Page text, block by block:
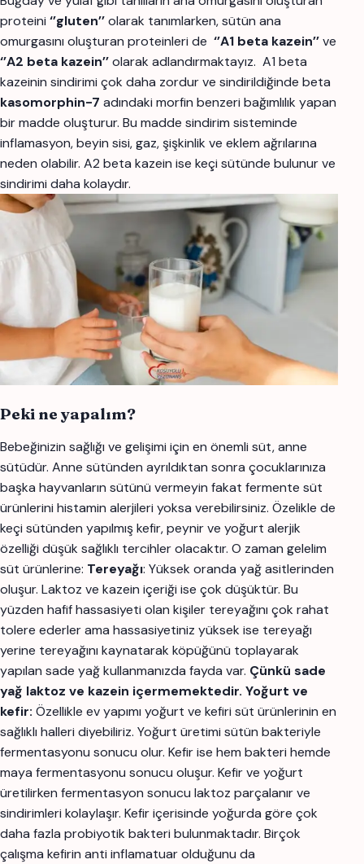
proteini ‘’gluten’’olarak tanımlarken, sütün ana
omurgasını oluşturan proteinleri de ‘’A1 beta kazein’’ve
‘’A2 beta kazein’’olarak adlandırmaktayız. A1 beta
kazeinin sindirimi çok daha zordur ve sindirildiğinde beta
kasomorphin-7 adındaki morfin benzeri bağımlılık yapan
bir madde oluşturur. Bu madde sindirim sisteminde
inflamasyon, beyin sisi, gaz, şişkinlik ve eklem ağrılarına
neden olabilir. A2 beta kazein ise keçi sütünde bulunur ve
sindirimi daha kolaydır.
Peki ne yapalım?
Bebeğinizin sağlığı ve gelişimi için en önemli süt, anne
sütüdür. Anne sütünden ayrıldıktan sonra çocuklarınıza
başka hayvanların sütünü vermeyin fakat fermente süt
ürünlerini histamin alerjileri yoksa verebilirsiniz. Özelikle de
keçi sütünden yapılmış kefir, peynir ve yoğurt alerjik
özelliği düşük sağlıklı tercihler olacaktır. O zaman gelelim
süt ürünlerine: Tereyağı: Yüksek oranda yağ asitlerinden
oluşur. Laktoz ve kazein içeriği ise çok düşüktür. Bu
yüzden hafif hassasiyeti olan kişiler tereyağını çok rahat
tolere ederler ama hassasiyetiniz yüksek ise tereyağı
yerine tereyağını kaynatarak köpüğünü toplayarak
yapılan sade yağ kullanmanızda fayda var. Çünkü sade
yağ laktoz ve kazein içermemektedir. Yoğurt ve
kefir: Özellikle ev yapımı yoğurt ve kefiri süt ürünlerinin en
sağlıklı halleri diyebiliriz. Yoğurt üretimi sütün bakteriyle
fermentasyonu sonucu olur. Kefir ise hem bakteri hemde
maya fermentasyonu sonucu oluşur. Kefir ve yoğurt
üretilirken fermentasyon sonucu laktoz parçalanır ve
sindirimleri kolaylaşır. Kefir içerisinde yoğurda göre çok
daha fazla probiyotik bakteri bulunmaktadır. Birçok
çalışma kefirin anti inflamatuar olduğunu da